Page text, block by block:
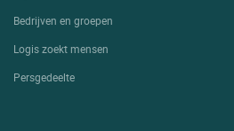
Bedrijven en groepen
Logis zoekt mensen
Persgedeelte